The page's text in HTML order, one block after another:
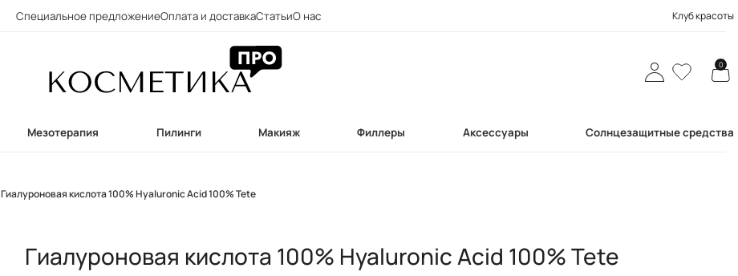
Специальное предложениеОплата и доставкаСтатьиО нас Клуб красоты
0
Мезотерапия Пилинги Макияж Филлеры Аксессуары Солнцезащитные средства
Гиалуроновая кислота 100% Hyaluronic Acid 100% Tete
Гиалуроновая кислота 100% Hyaluronic Acid 100% Tete